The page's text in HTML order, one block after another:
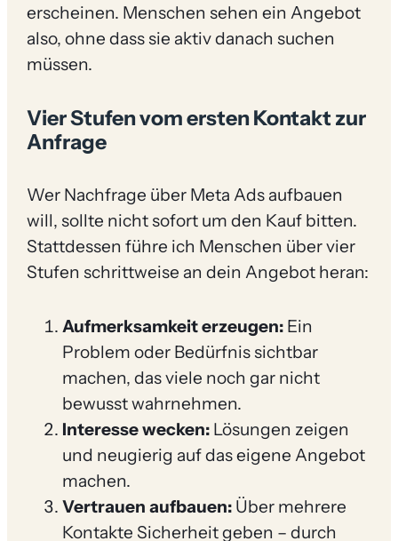
erscheinen. Menschen sehen ein Angebot
also, ohne dass sie aktiv danach suchen
müssen.
Vier Stufen vom ersten Kontakt zur
Anfrage
Wer Nachfrage über Meta Ads aufbauen
will, sollte nicht sofort um den Kauf bitten.
Stattdessen führe ich Menschen über vier
Stufen schrittweise an dein Angebot heran:
Aufmerksamkeit erzeugen: Ein
Problem oder Bedürfnis sichtbar
machen, das viele noch gar nicht
bewusst wahrnehmen.
Interesse wecken: Lösungen zeigen
und neugierig auf das eigene Angebot
machen.
Vertrauen aufbauen: Über mehrere
Kontakte Sicherheit geben – durch